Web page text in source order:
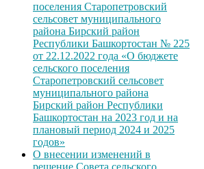
поселения Старопетровский
сельсовет муниципального
района Бирский район
Республики Башкортостан № 225
от 22.12.2022 года «О бюджете
сельского поселения
Старопетровский сельсовет
муниципального района
Бирский район Республики
Башкортостан на 2023 год и на
плановый период 2024 и 2025
годов»
О внесении изменений в